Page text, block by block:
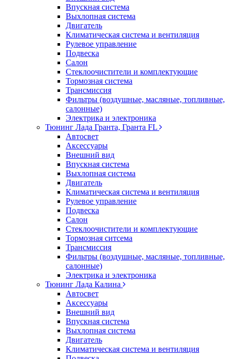
Впускная система
Выхлопная система
Двигатель
Климатическая система и вентиляция
Рулевое управление
Подвеска
Салон
Стеклоочистители и комплектующие
Тормозная система
Трансмиссия
Фильтры (воздушные, масляные, топливные,
салонные)
Электрика и электроника
Тюнинг Лада Гранта, Гранта FL
Автосвет
Аксессуары
Внешний вид
Впускная система
Выхлопная система
Двигатель
Климатическая система и вентиляция
Рулевое управление
Подвеска
Салон
Стеклоочистители и комплектующие
Тормозная ситсема
Трансмиссия
Фильтры (воздушные, масляные, топливные,
салонные)
Электрика и электроника
Тюнинг Лада Калина
Автосвет
Аксессуары
Внешний вид
Впускная система
Выхлопная система
Двигатель
Климатическая система и вентиляция